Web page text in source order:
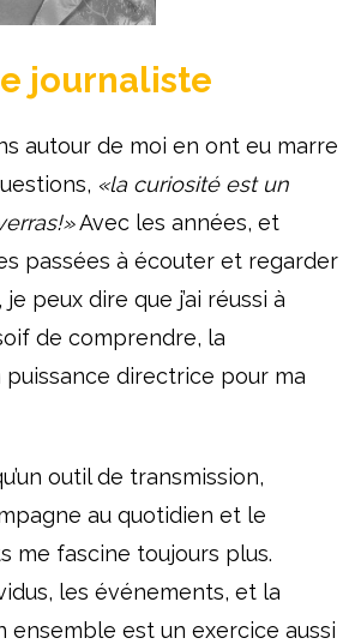
journaliste
autour de moi en ont eu marre
«la curiosité est un
Avec les années, et
passées à écouter et regarder
peux dire que j’ai réussi à
de comprendre, la
directrice pour ma
outil de transmission,
au quotidien et le
me fascine toujours plus.
les événements, et la
ensemble est un exercice aussi